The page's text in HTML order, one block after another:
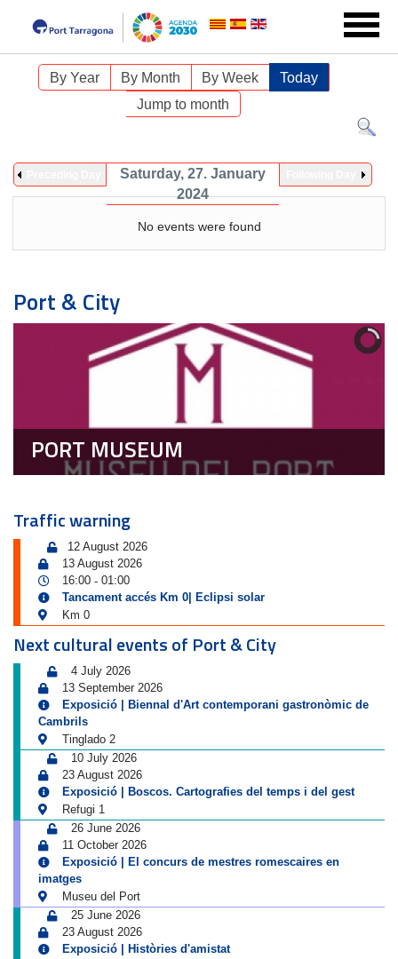
By Year By Month By Week
Today
Jump to month
Saturday, 27. January
2024
No events were found
Port & City
PORT MUSEUM
Traffic warning
12 August 2026
13 August 2026
16:00 - 01:00
Tancament accés Km 0| Eclipsi solar
Km 0
Next cultural events of Port & City
4 July 2026
13 September 2026
Exposició | Biennal d'Art contemporani gastronòmic de
Cambrils
Tinglado 2
10 July 2026
23 August 2026
Exposició | Boscos. Cartografies del temps i del gest
Refugi 1
26 June 2026
11 October 2026
Exposició | El concurs de mestres romescaires en
imatges
Museu del Port
25 June 2026
23 August 2026
Exposició | Històries d'amistat